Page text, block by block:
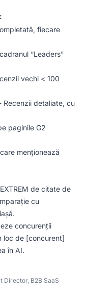
fiecare
“Leaders”
vechi < 100
Recenzii detaliate, cu
paginile G2
menționează
de citate de
cu
concurenții
loc de [concurent]
în AI.
Director, B2B SaaS·